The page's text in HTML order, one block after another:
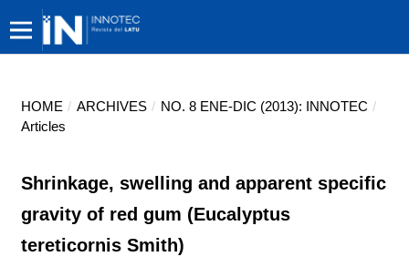
HOME / ARCHIVES / NO. 8 ENE-DIC (2013): INNOTEC /
Articles
Shrinkage, swelling and apparent specific
gravity of red gum (Eucalyptus
tereticornis Smith)